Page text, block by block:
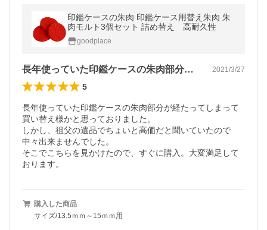
印鑑ケースの朱肉 印鑑ケース用替え朱肉 朱
肉モルト3個セット 詰め替え 高耐久性
goodplace
長年使っていた印鑑ケースの朱肉部分が経… 2021/3/27
5
長年使っていた印鑑ケースの朱肉部分が経たってしまって
買い替え様かと思っておりました。
しかし、祖父の遺品でちょいと高価だと聞いていたので
中々出来ませんでした。
そこでこちらを見かけたので、すぐに購入。大変満足して
おります。
購入した商品
サイズ/13.5ｍｍ～15ｍｍ用